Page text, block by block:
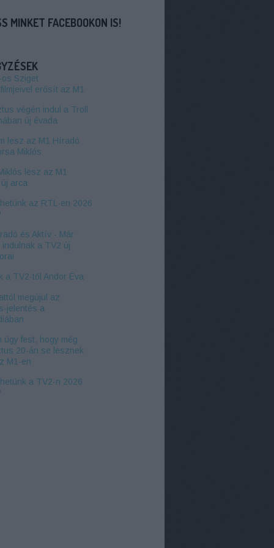
MINKET FACEBOOKON IS!
os Sziget
erősít az M1
végén indul a Troll
új évada
lesz az M1 Híradó
Miklós
lesz az M1
arca
az RTL-en 2026
és Aktív - Már
indulnak a TV2 új
a TV2-től Andor Éva
megújul az
jelentés a
úgy fest, hogy még
20-án se lesznek
M1-en
a TV2-n 2026